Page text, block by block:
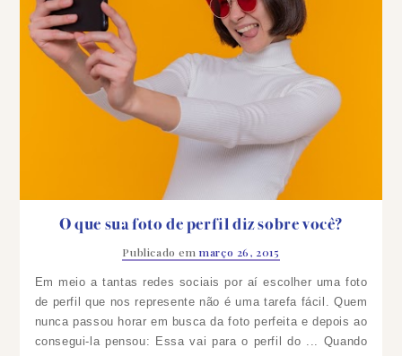
O que sua foto de perfil diz sobre você?
Publicado emmarço 26, 2015
Em meio a tantas redes sociais por aí escolher uma foto
de perfil que nos represente não é uma tarefa fácil. Quem
nunca passou horar em busca da foto perfeita e depois ao
consegui-la pensou: Essa vai para o perfil do ... Quando